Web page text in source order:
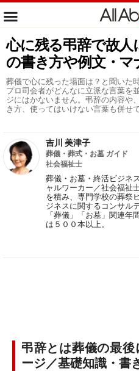
心に残る弔辞で故
の書き方や例文・マ
葬儀で心に残った場面は？と聞いた
プロ司会者がどんなに立派な言葉を
ジにはかないません。弔辞の内容や
き方、使ってはいけない言葉も併せ
吉川 美津子
葬儀・葬式・お墓 ガイド
社会福祉士
葬儀・お墓・終活ビジネ
ャルワーカー／社会福祉
を積み、専門学校の葬祭
ジネスに関するコンサル
「葬儀」「お墓」関連年
は５００本以上。
弔辞とは葬儀の最
ージ／基礎知識・書